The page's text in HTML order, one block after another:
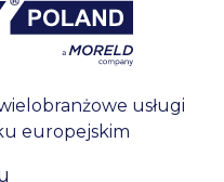
usługi
europejskim